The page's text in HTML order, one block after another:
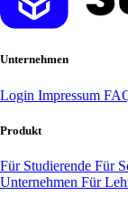
Unternehmen
Login Impressum
Produkt
Für Studierende Für
Unternehmen Für